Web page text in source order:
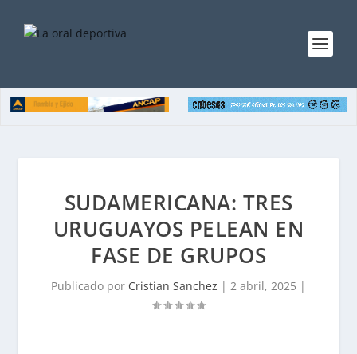
SUDAMERICANA: TRES
URUGUAYOS PELEAN EN
FASE DE GRUPOS
Publicado por Cristian Sanchez | 2 abril, 2025 |